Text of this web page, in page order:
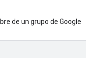
de un grupo de Google